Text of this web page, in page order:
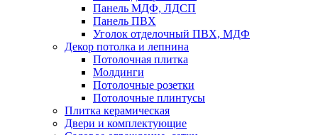
Панель МДФ, ЛДСП
Панель ПВХ
Уголок отделочный ПВХ, МДФ
Декор потолка и лепнина
Потолочная плитка
Молдинги
Потолочные розетки
Потолочные плинтусы
Плитка керамическая
Двери и комплектующие